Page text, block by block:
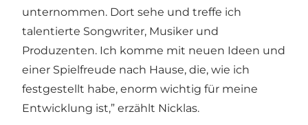
unternommen. Dort sehe und treffe ich
talentierte Songwriter, Musiker und
Produzenten. Ich komme mit neuen Ideen und
einer Spielfreude nach Hause, die, wie ich
festgestellt habe, enorm wichtig für meine
Entwicklung ist,” erzählt Nicklas.